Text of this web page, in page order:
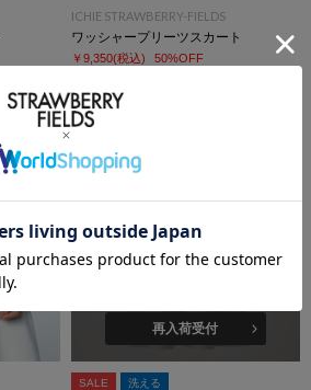
ICHIE STRAWBERRY-FIELDS
ワッシャープリーツスカート
￥9,350(税込) 50%OFF
SOLD OUT
再入荷受付
SALE 洗える